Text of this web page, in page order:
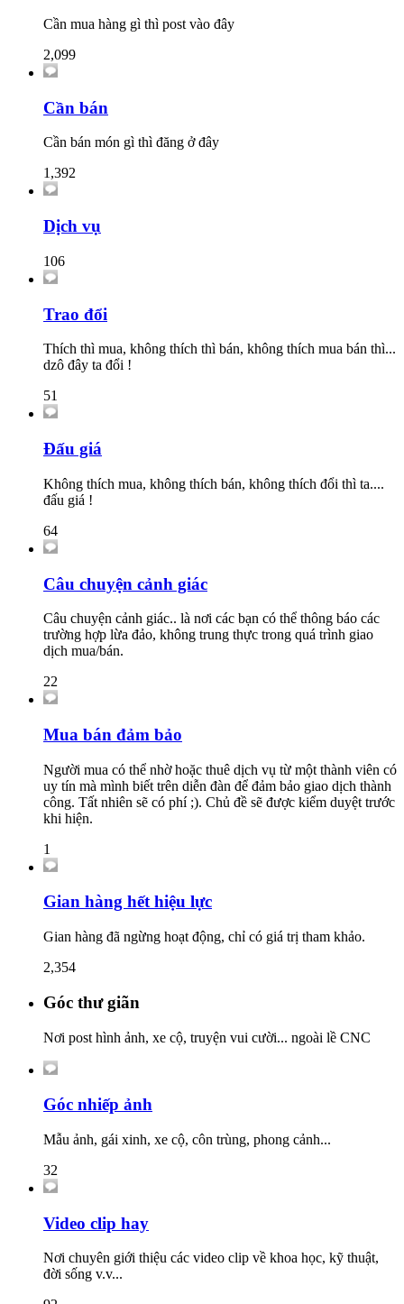
Cần mua hàng gì thì post vào đây
2,099
Cần bán
Cần bán món gì thì đăng ở đây
1,392
Dịch vụ
106
Trao đổi
Thích thì mua, không thích thì bán, không thích mua bán thì...
dzô đây ta đổi !
51
Đấu giá
Không thích mua, không thích bán, không thích đổi thì ta....
đấu giá !
64
Câu chuyện cảnh giác
Câu chuyện cảnh giác.. là nơi các bạn có thể thông báo các
trường hợp lừa đảo, không trung thực trong quá trình giao
dịch mua/bán.
22
Mua bán đảm bảo
Người mua có thể nhờ hoặc thuê dịch vụ từ một thành viên có
uy tín mà mình biết trên diễn đàn để đảm bảo giao dịch thành
công. Tất nhiên sẽ có phí ;). Chủ đề sẽ được kiểm duyệt trước
khi hiện.
1
Gian hàng hết hiệu lực
Gian hàng đã ngừng hoạt động, chỉ có giá trị tham khảo.
2,354
Góc thư giãn
Nơi post hình ảnh, xe cộ, truyện vui cười... ngoài lề CNC
Góc nhiếp ảnh
Mẫu ảnh, gái xinh, xe cộ, côn trùng, phong cảnh...
32
Video clip hay
Nơi chuyên giới thiệu các video clip về khoa học, kỹ thuật,
đời sống v.v...